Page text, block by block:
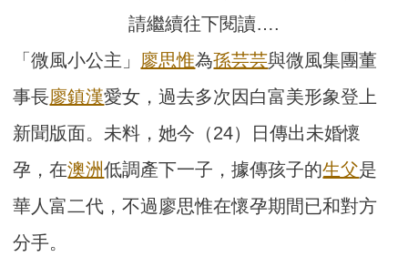
請繼續往下閱讀….
「微風小公主」 廖思惟為孫芸芸與微風集團董
事長廖鎮漢愛女，過去多次因白富美形象登上
新聞版面。未料，她今（24）日傳出未婚懷
孕，在澳洲低調產下一子，據傳孩子的生父是
華人富二代，不過廖思惟在懷孕期間已和對方
分手。